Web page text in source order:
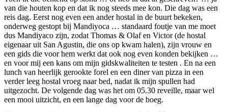
van die houten kop en dat ik nog steeds mee kon. Die dag was een
reis dag. Eerst nog even een ander hostal in de buurt bekeken,
onderweg gestopt bij Mandiyoca … standaard foutje van me moet
dus Mandiyaco zijn, zodat Thomas & Olaf en Victor (de hostal
eigenaar uit San Agustin, die ons op kwam halen), zijn vrouw en
een gids die voor hem werkt dat ook nog even konden bekijken …
en voor mij een kans om mijn gidskwaliteiten te testen . En na een
lunch van heerlijk gerookte forel en een diner van pizza in een
verder leeg hostal vroeg naar bed, nadat ik mijn spullen had
uitgezocht. De volgende dag was het om 05.30 reveille, maar wel
een mooi uitzicht, en een lange dag voor de boeg.